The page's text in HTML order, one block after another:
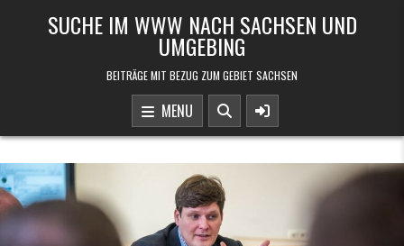
SUCHE IM WWW NACH SACHSEN UND
UMGEBING
BEITRÄGE MIT BEZUG ZUM GEBIET SACHSEN
MENU